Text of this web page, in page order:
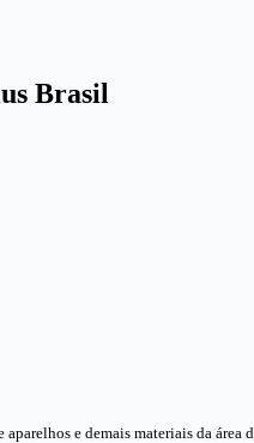
Brasil
e demais materiais da